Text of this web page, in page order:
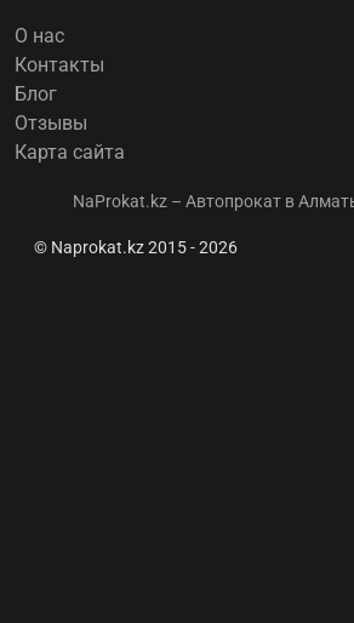
О нас
Контакты
Блог
Отзывы
Карта сайта
NaProkat.kz – Автопрокат в
© Naprokat.kz 2015 - 2026